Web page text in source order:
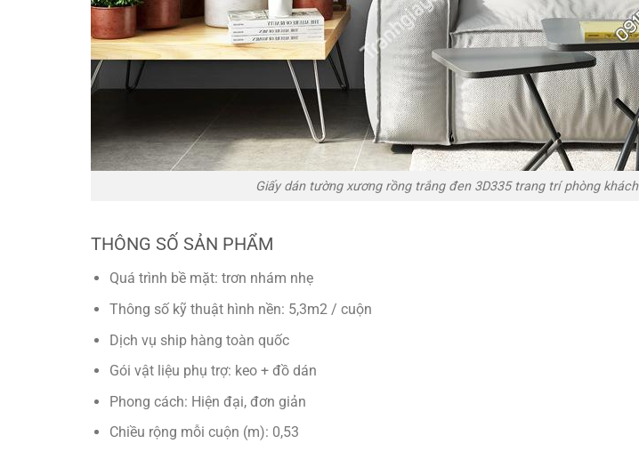
Giấy dán tường xương rồng trắng đen 3D335 trang trí phòng khách
THÔNG SỐ SẢN PHẨM
Quá trình bề mặt: trơn nhám nhẹ
Thông số kỹ thuật hình nền: 5,3m2 / cuộn
Dịch vụ ship hàng toàn quốc
Gói vật liệu phụ trợ: keo + đồ dán
Phong cách: Hiện đại, đơn giản
Chiều rộng mỗi cuộn (m): 0,53